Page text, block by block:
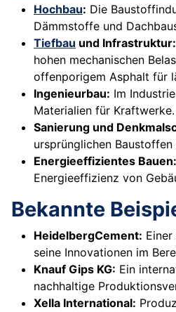
Hochbau: Die
Dämmstoffe und
Tiefbau und Infrastruktur:
hohen mechanischen
offenporigem Asphalt für
Ingenieurbau: Im
Materialien für
Sanierung und
ursprünglichen
Energieeffizientes Bauen:
Energieeffizienz von
Bekannte
HeidelbergCement:
seine Innovationen im
Knauf Gips KG: Ein
nachhaltige
Xella International: